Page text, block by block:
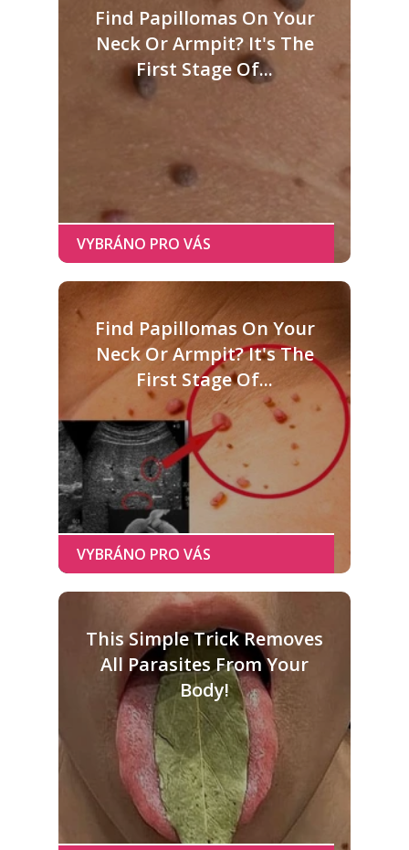
Find Papillomas On Your
Neck Or Armpit? It's The
First Stage Of...
Find Papillomas On Your
Neck Or Armpit? It's The
First Stage Of...
This Simple Trick Removes
All Parasites From Your
Body!